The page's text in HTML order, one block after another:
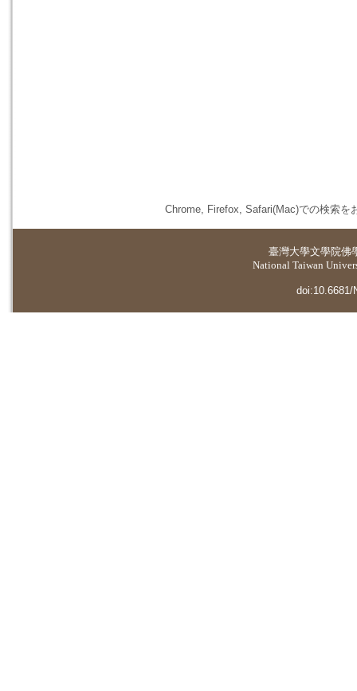
Chrome, Firefox, Safari(Mac)での検索を
臺灣大學文學院佛
National Taiwan
doi:10.6681/